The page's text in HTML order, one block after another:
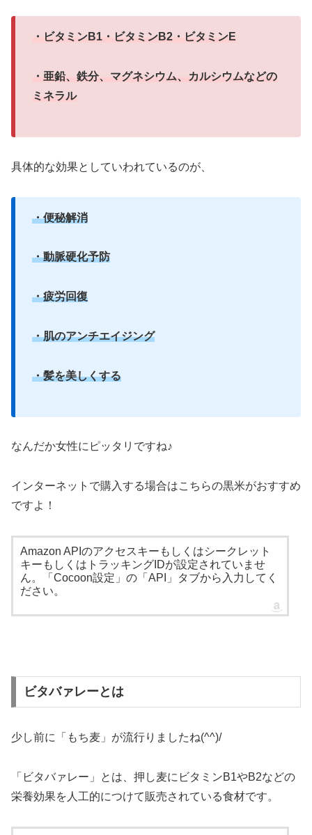
・ビタミンB1・ビタミンB2・ビタミンE
・亜鉛、鉄分、マグネシウム、カルシウムなどの
ミネラル
具体的な効果としていわれているのが、
・便秘解消
・動脈硬化予防
・疲労回復
・肌のアンチエイジング
・髪を美しくする
なんだか女性にピッタリですね♪
インターネットで購入する場合はこちらの黒米がおすすめ
ですよ！
Amazon APIのアクセスキーもしくはシークレット
キーもしくはトラッキングIDが設定されていませ
ん。「Cocoon設定」の「API」タブから入力してく
ださい。
ビタバァレーとは
少し前に「もち麦」が流行りましたね(^^)/
「ビタバァレー」とは、押し麦にビタミンB1やB2などの
栄養効果を人工的につけて販売されている食材です。